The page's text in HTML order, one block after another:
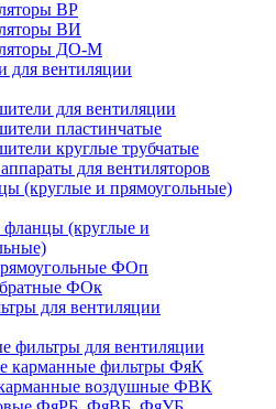
ВР
ВИ
ДО-М
вентиляции
для вентиляции
пластинчатые
круглые трубчатые
для вентиляторов
(круглые и прямоугольные)
(круглые и
ФОп
ФОк
для вентиляции
фильтры для вентиляции
карманные фильтры ФяК
воздушные ФВК